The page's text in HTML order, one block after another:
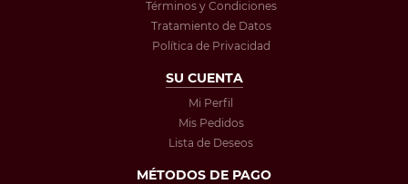
Términos y Condiciones
Tratamiento de Datos
Política de Privacidad
SU CUENTA
Mi Perfil
Mis Pedidos
Lista de Deseos
MÉTODOS DE PAGO